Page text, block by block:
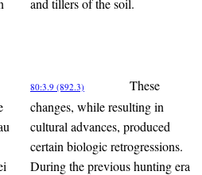
and tillers of the soil.
80:3.9 (892.3)
These
changes, while resulting in
cultural advances, produced
certain biologic retrogressions.
During the previous hunting era